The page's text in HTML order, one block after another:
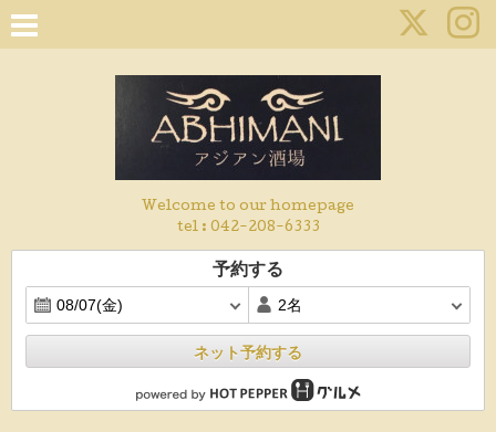
Welcome to our homepage
tel : 042-208-6333
予約する
ネット予約する